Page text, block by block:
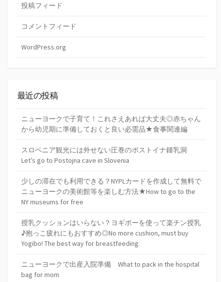
投稿フィード
コメントフィード
WordPress.org
最近の投稿
ニューヨークで子育て！これさえあれば大丈夫◎赤ちゃん
から幼児期に準備しておくと良い必需品★食事関連編
スロベニア観光には外せない圧巻のポストイナ鍾乳洞
Let’s go to Postojna cave in Slovenia
少しの滞在でも利用できる？NYPLカードを作成して無料で
ニューヨークの美術館等を楽しむ方法★How to go to the
NY museums for free
授乳クッションはいらない？ヨギボーを使って楽チン授乳
♪抱っこ疲れにもおすすめ◎No more cushion, must buy
Yogibo! The best way for breastfeeding
ニューヨークで出産入院準備 What to pack in the hospital
bag for mom